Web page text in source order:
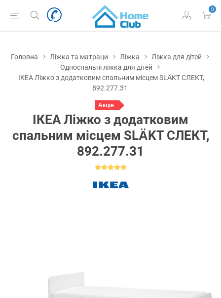
0
Головна Ліжка та матраци Ліжка
Ліжка для дітей
Односпальні ліжка для дітей
ІКЕА Ліжко з додатковим спальним місцем SLÄKT СЛЕКТ,
892.277.31
Акція
ІКЕА Ліжко з додатковим
спальним місцем SLÄKT СЛЕКТ,
892.277.31